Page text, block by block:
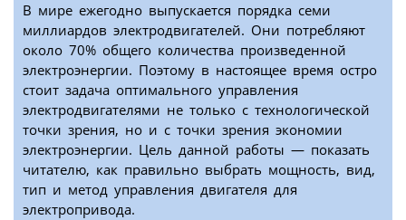
В мире ежегодно выпускается порядка семи
миллиардов электродвигателей. Они потребляют
около 70% общего количества произведенной
электроэнергии. Поэтому в настоящее время остро
стоит задача оптимального управления
электродвигателями не только с технологической
точки зрения, но и с точки зрения экономии
электроэнергии. Цель данной работы — показать
читателю, как правильно выбрать мощность, вид,
тип и метод управления двигателя для
электропривода.